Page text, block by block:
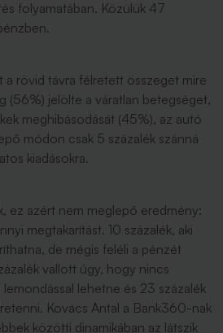
folyamatában. Közülük 47
a rövid távra félretett összeget mire
(56%) jelölte a váratlan betegséget,
meghibásodását (45%), az autó
módon csak 5 százalék szánná
kiadásokra.
ez azért nem meglepő eredmény:
megtakarítást. 10 százalék, aki
de mégis feléli a pénzét
vallott úgy, hogy nincs
lemondással lehetne és 23 százalék
Kovács Antal a Bank360-nak
közötti dinamikában az látszik